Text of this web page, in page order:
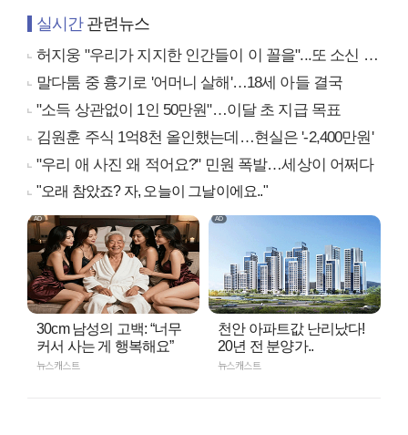
실시간관련뉴스
허지웅 "우리가 지지한 인간들이 이 꼴을"...또 소신 발언
말다툼 중 흉기로 '어머니 살해'…18세 아들 결국
"소득 상관없이 1인 50만원"…이달 초 지급 목표
김원훈 주식 1억8천 올인했는데…현실은 '-2,400만원'
"우리 애 사진 왜 적어요?" 민원 폭발…세상이 어쩌다
"오래 참았죠? 자, 오늘이 그날이에요.."
30cm 남성의 고백: “너무
커서 사는 게 행복해요”
뉴스캐스트
천안 아파트값 난리났다!
20년 전 분양가..
뉴스캐스트